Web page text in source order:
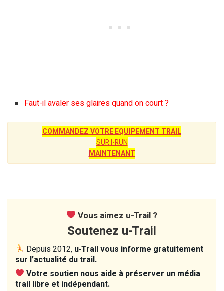
Faut-il avaler ses glaires quand on court ?
COMMANDEZ VOTRE EQUIPEMENT TRAIL
SUR I-RUN
MAINTENANT
Vous aimez u-Trail ?
Soutenez u-Trail
Depuis 2012, u-Trail vous informe gratuitement
sur l’actualité du trail.
Votre soutien nous aide à préserver un média
trail libre et indépendant.